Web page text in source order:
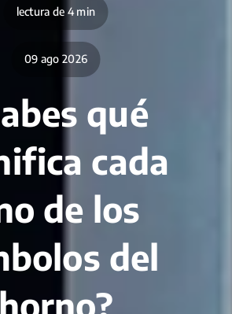
lectura de 4 min
09 ago 2026
qué
cada
de los
del
horno?